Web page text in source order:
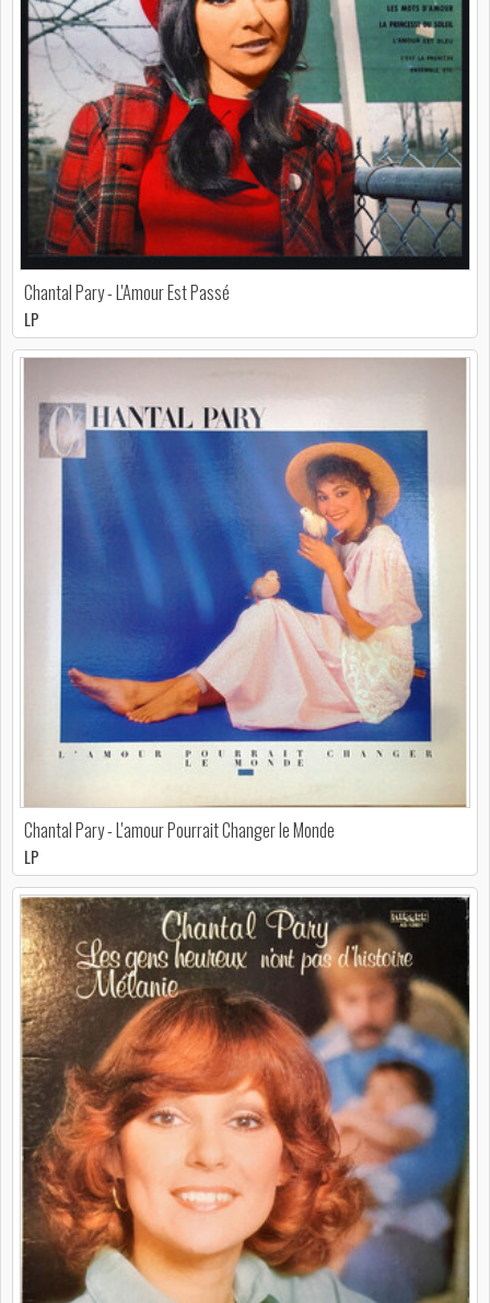
Chantal Pary - L'Amour Est Passé
LP
Chantal Pary - L'amour Pourrait Changer le Monde
LP